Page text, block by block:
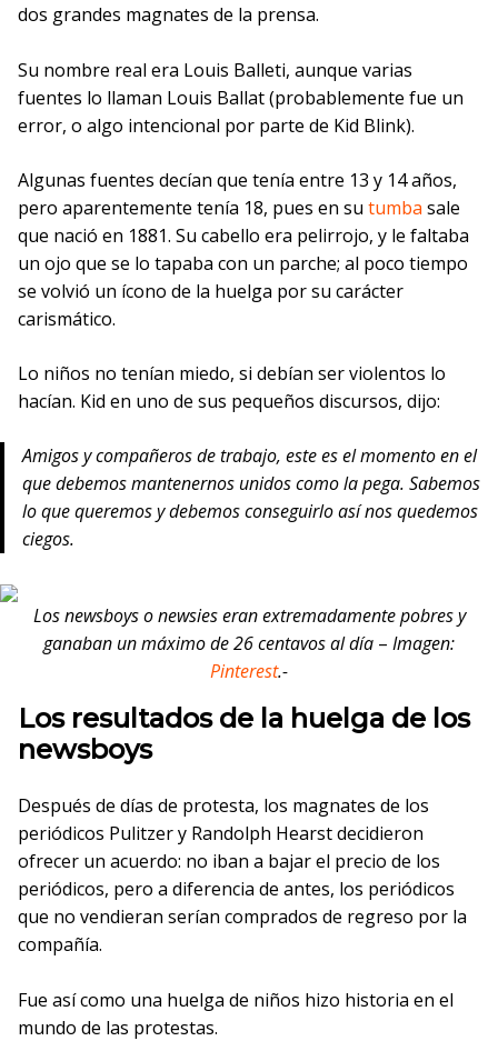
dos grandes magnates de la prensa.
Su nombre real era Louis Balleti, aunque varias
fuentes lo llaman Louis Ballat (probablemente fue un
error, o algo intencional por parte de Kid Blink).
Algunas fuentes decían que tenía entre 13 y 14 años,
pero aparentemente tenía 18, pues en su tumba sale
que nació en 1881. Su cabello era pelirrojo, y le faltaba
un ojo que se lo tapaba con un parche; al poco tiempo
se volvió un ícono de la huelga por su carácter
carismático.
Lo niños no tenían miedo, si debían ser violentos lo
hacían. Kid en uno de sus pequeños discursos, dijo:
Amigos y compañeros de trabajo, este es el momento en el
que debemos mantenernos unidos como la pega. Sabemos
lo que queremos y debemos conseguirlo así nos quedemos
ciegos.
Los newsboys onewsieseran extremadamente pobres y
ganaban un máximo de 26 centavos al día – Imagen:
Pinterest.-
Los resultados de la huelga de los
newsboys
Después de días de protesta, los magnates de los
periódicos Pulitzer y Randolph Hearst decidieron
ofrecer un acuerdo: no iban a bajar el precio de los
periódicos, pero a diferencia de antes, los periódicos
que no vendieran serían comprados de regreso por la
compañía.
Fue así como una huelga de niños hizo historia en el
mundo de las protestas.